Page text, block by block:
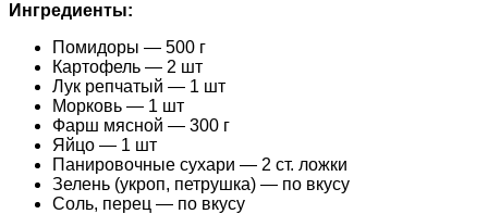
Ингредиенты:
Помидоры — 500 г
Картофель — 2 шт
Лук репчатый — 1 шт
Морковь — 1 шт
Фарш мясной — 300 г
Яйцо — 1 шт
Панировочные сухари — 2 ст. ложки
Зелень (укроп, петрушка) — по вкусу
Соль, перец — по вкусу